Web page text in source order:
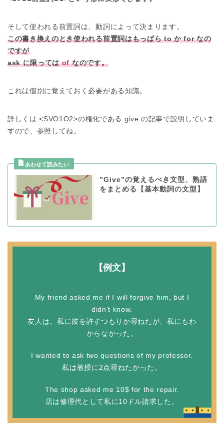
そして使われる前置詞は、動詞によって決まります。
この書き換えのとき使われる前置詞はもっぱら to か for なの
ですが
ask に限ってはofなのです。
これは個別に覚えておく必要がある知識。
詳しくは <SVO1O2>の権化である give の記事で説明していま
すので、参照してね。
”Give”の覚えるべき文型、熟語
をまとめる【基本動詞の文型】
【例文】
My friend asked me if I will forgive him, but I
didn’t know.
友人は、私に彼を許すつもりか尋ねたが、私にもわ
からなかった。
I wanted to ask two questions of my professor.
私は教授に2点尋ねたかった。
The shop asked me 10$ for the repair.
店は修理代として私に10ドル請求した。